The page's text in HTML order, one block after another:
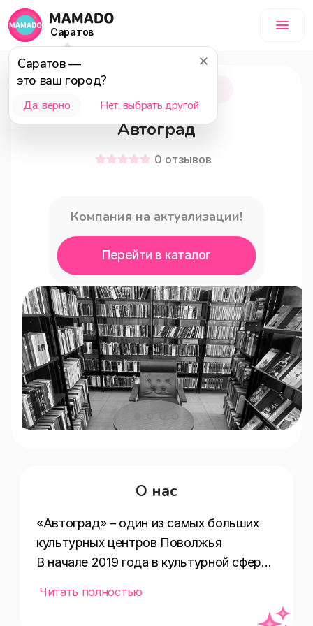
Саратов
Саратов—
это ваш город?
Да, верно Нет, выбрать другой
Тольятти
Автоград
0 отзывов
Компания на актуализации!
Перейти в каталог
О нас
«Автоград» – один из самых больших
культурных центров Поволжья
В начале 2019 года в культурной сфере
Читать полностью